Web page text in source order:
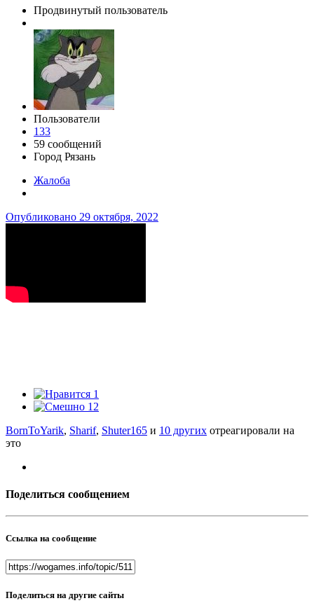
Продвинутый пользователь
Пользователи
133
59 сообщений
Город Рязань
Жалоба
Опубликовано 29 октября, 2022
1
12
BornToYarik, Sharif, Shuter165 и 10 других отреагировали на
это
Поделиться сообщением
Ссылка на сообщение
Поделиться на другие сайты